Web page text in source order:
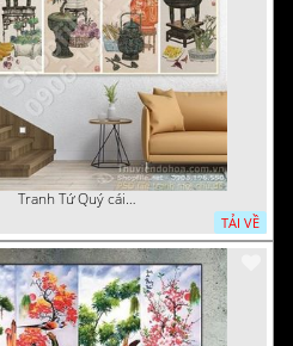
Tranh Tứ Quý cái lư đồng cổ
TẢI VỀ